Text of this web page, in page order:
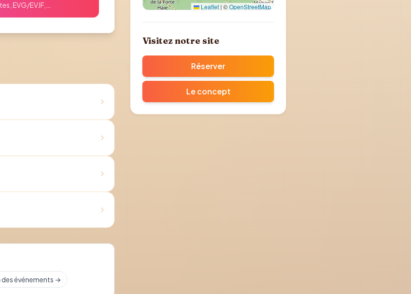
EVG/EVJF,
des événements →
Leaflet |©OpenStreetMap
Itinéraire (Google Maps)
Visitez notre site
Réserver
Le concept